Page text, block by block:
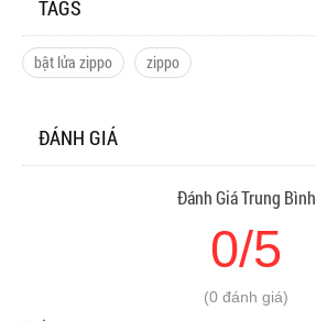
TAGS
bật lửa zippo zippo
ĐÁNH GIÁ
Đánh Giá Trung Bình
0/5
(0 đánh giá)